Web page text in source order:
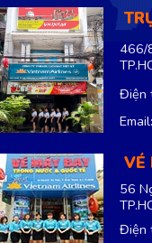
466/
Điện
VÉ
56
Điện